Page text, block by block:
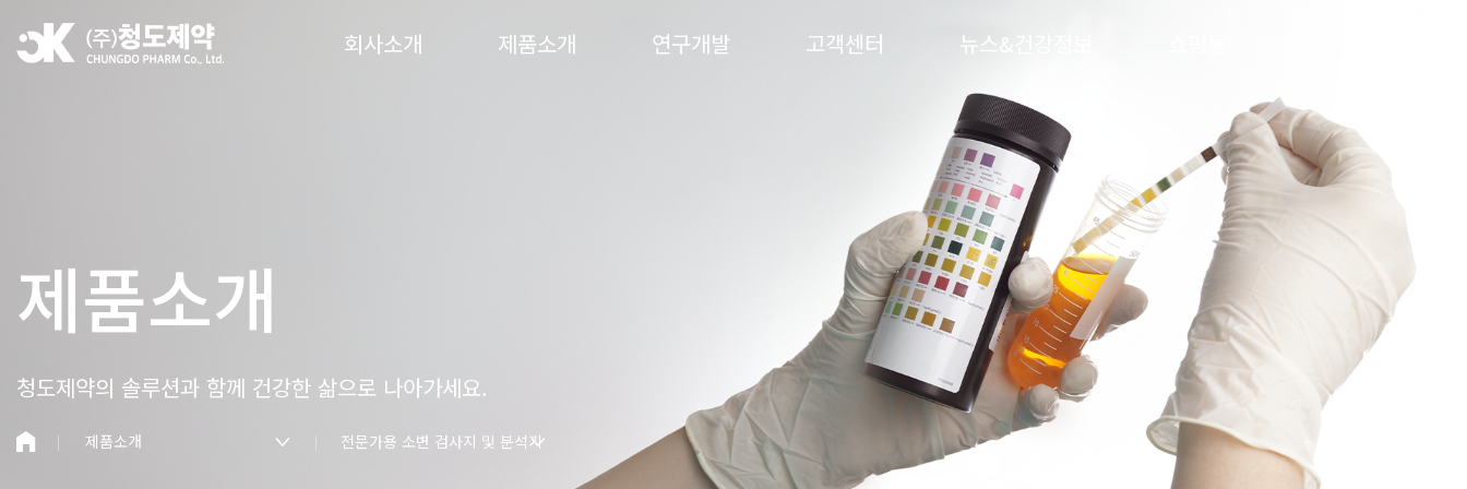
회사소개 제품소개 연구개발 고객센터 뉴스&건강정보
제품소개
청도제약의 솔루션과 함께 건강한 삶으로 나아가세요.
제품소개 전문가용 소변 검사지 및 분석기